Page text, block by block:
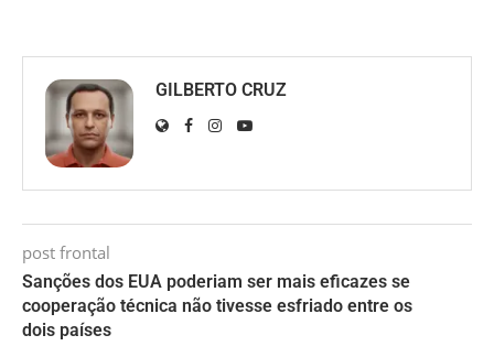
GILBERTO CRUZ
post frontal
Sanções dos EUA poderiam ser mais eficazes se
cooperação técnica não tivesse esfriado entre os
dois países